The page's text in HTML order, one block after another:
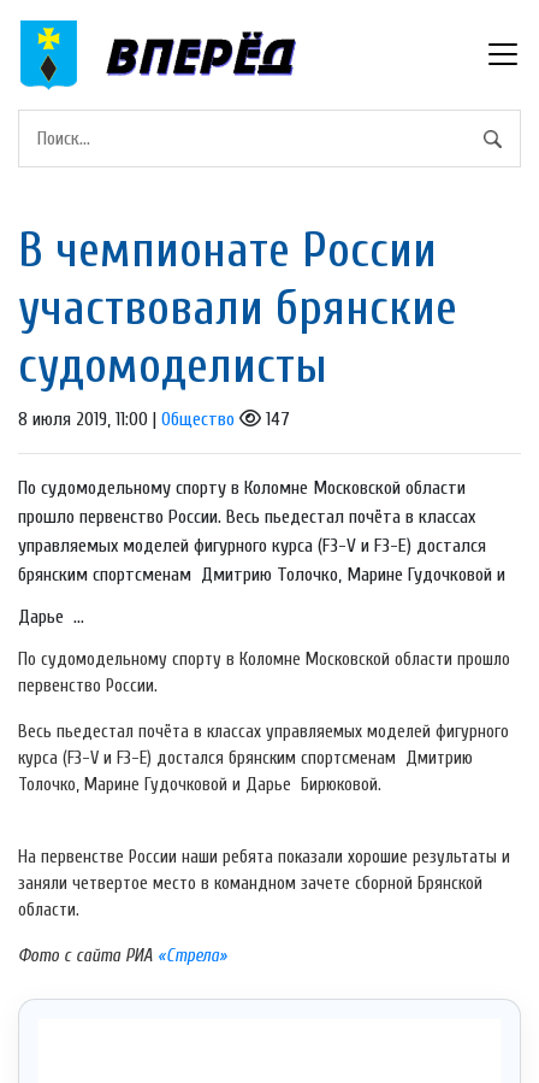
В чемпионате России
участвовали брянские
судомоделисты
8 июля 2019, 11:00 | Общество 147
По судомодельному спорту в Коломне Московской области
прошло первенство России. Весь пьедестал почёта в классах
управляемых моделей фигурного курса (F3-V и F3-E) достался
брянским спортсменам Дмитрию Толочко, Марине Гудочковой и
Дарье ...
По судомодельному спорту в Коломне Московской области прошло
первенство России.
Весь пьедестал почёта в классах управляемых моделей фигурного
курса (F3-V и F3-E) достался брянским спортсменам Дмитрию
Толочко, Марине Гудочковой и Дарье Бирюковой.
На первенстве России наши ребята показали хорошие результаты и
заняли четвертое место в командном зачете сборной Брянской
области.
Фото с сайта РИА «Стрела»